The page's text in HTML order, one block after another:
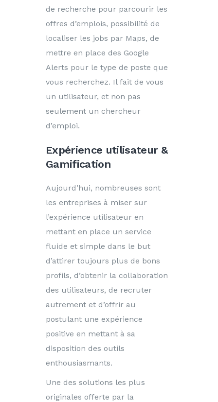
de recherche pour parcourir les
offres d’emplois, possibilité de
localiser les jobs par Maps, de
mettre en place des Google
Alerts pour le type de poste que
vous recherchez. Il fait de vous
un utilisateur, et non pas
seulement un chercheur
d’emploi.
Expérience utilisateur &
Gamification
Aujourd’hui, nombreuses sont
les entreprises à miser sur
l’expérience utilisateur en
mettant en place un service
fluide et simple dans le but
d’attirer toujours plus de bons
profils, d’obtenir la collaboration
des utilisateurs, de recruter
autrement et d’offrir au
postulant une expérience
positive en mettant à sa
disposition des outils
enthousiasmants.
Une des solutions les plus
originales offerte par la